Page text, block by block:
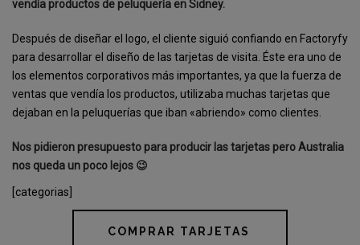
vendía productos de peluquería en Sidney.
Después de diseñar el logo, el cliente siguió confiando en Factoryfy
para desarrollar el diseño de las tarjetas de visita. Éste era uno de
los elementos corporativos más importantes, ya que la fuerza de
ventas que vendía los productos, utilizaba muchas tarjetas que
dejaban en la peluquerías que iban «abriendo» como clientes.
Nos pidieron presupuesto para producir las tarjetas pero Australia
nos queda un poco lejos 😉
[categorias]
COMPRAR TARJETAS